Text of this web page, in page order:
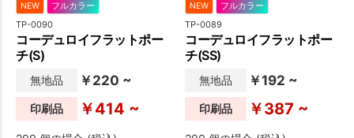
NEW フルカラー
TP-0090
コーデュロイフラットポー
チ(S)
無地品 ￥220 ~
印刷品 ￥414 ~
NEW フルカラー
TP-0089
コーデュロイフラットポー
チ(SS)
無地品 ￥192 ~
印刷品 ￥387 ~